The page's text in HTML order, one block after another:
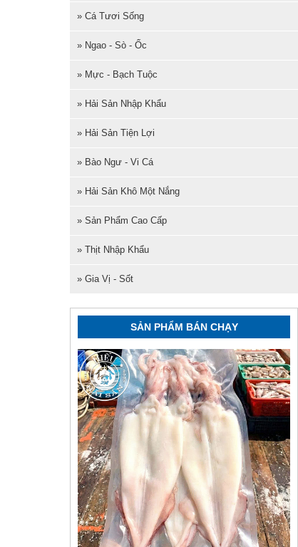
» Cá Tươi Sống
» Ngao - Sò - Ốc
» Mực - Bạch Tuộc
» Hải Sản Nhập Khẩu
» Hải Sản Tiện Lợi
» Bào Ngư - Vi Cá
» Hải Sản Khô Một Nắng
» Sản Phẩm Cao Cấp
» Thịt Nhập Khẩu
» Gia Vị - Sốt
SẢN PHẨM BÁN CHẠY